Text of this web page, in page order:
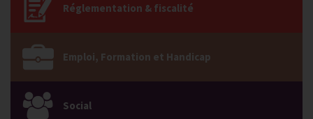
Réglementation & fiscalité
Emploi, Formation et Handicap
Social